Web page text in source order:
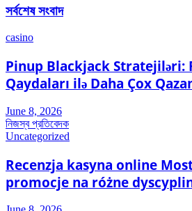
সর্বশেষ সংবাদ
casino
Pinup Blackjack Stratejiləri:
Qaydaları ilə Daha Çox
June 8, 2026
নিজস্ব প্রতিবেদক
Uncategorized
Recenzja kasyna online
promocje na różne